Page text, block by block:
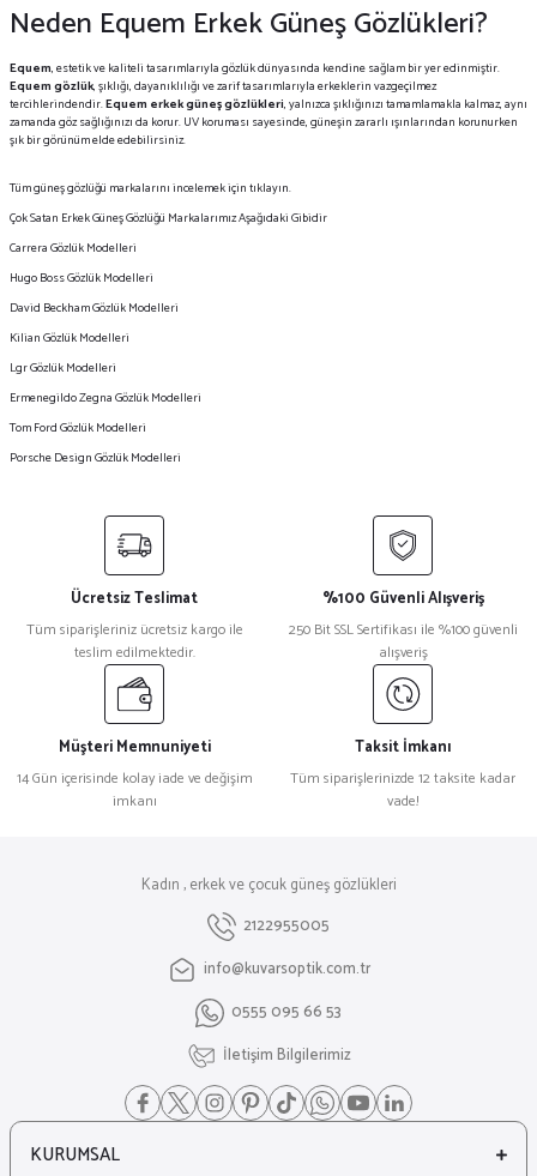
Neden Equem Erkek Güneş Gözlükleri?
Equem, estetik ve kaliteli tasarımlarıyla gözlük dünyasında kendine sağlam bir yer edinmiştir.
Equem gözlük, şıklığı, dayanıklılığı ve zarif tasarımlarıyla erkeklerin vazgeçilmez
tercihlerindendir.Equem erkek güneş gözlükleri, yalnızca şıklığınızı tamamlamakla kalmaz, aynı
zamanda göz sağlığınızı da korur. UV koruması sayesinde, güneşin zararlı ışınlarından korunurken
şık bir görünüm elde edebilirsiniz.
Tümgüneş gözlüğü markalarınıincelemek için tıklayın.
Çok Satan Erkek Güneş Gözlüğü Markalarımız Aşağıdaki Gibidir
Carrera Gözlük Modelleri
Hugo Boss Gözlük Modelleri
David Beckham Gözlük Modelleri
Kilian Gözlük Modelleri
Lgr Gözlük Modelleri
Ermenegildo Zegna Gözlük Modelleri
Tom Ford Gözlük Modelleri
Porsche Design Gözlük Modelleri
Ücretsiz Teslimat
Tüm siparişleriniz ücretsiz kargo ile
teslim edilmektedir.
%100 Güvenli Alışveriş
250 Bit SSL Sertifikası ile %100 güvenli
alışveriş
Müşteri Memnuniyeti
14 Gün içerisinde kolay iade ve değişim
imkanı
Taksit İmkanı
Tüm siparişlerinizde 12 taksite kadar
vade!
Kadın , erkek ve çocuk güneş gözlükleri
2122955005
info@kuvarsoptik.com.tr
0555 095 66 53
İletişim Bilgilerimiz
KURUMSAL